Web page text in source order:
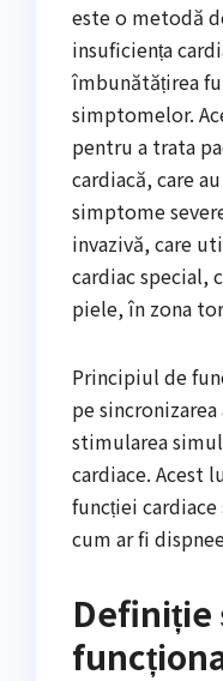
este o metodă
insuficiența
îmbunătățirea
simptomelor.
pentru a trata
cardiacă, care
simptome
invazivă, care
cardiac special,
piele, în zona
Principiul de
pe
stimularea
cardiace. Acest
funcției
cum ar fi
Definiție